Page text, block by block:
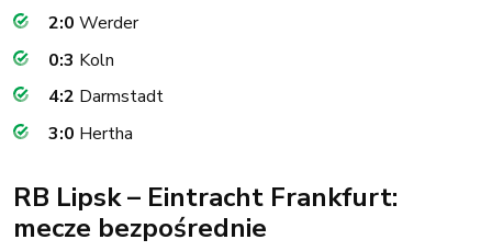
2:0 Werder
0:3 Koln
4:2 Darmstadt
3:0 Hertha
RB Lipsk – Eintracht Frankfurt:
mecze bezpośrednie